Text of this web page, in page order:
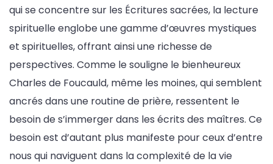
qui se concentre sur les Écritures sacrées, la lecture
spirituelle englobe une gamme d’œuvres mystiques
et spirituelles, offrant ainsi une richesse de
perspectives. Comme le souligne le bienheureux
Charles de Foucauld, même les moines, qui semblent
ancrés dans une routine de prière, ressentent le
besoin de s’immerger dans les écrits des maîtres. Ce
besoin est d’autant plus manifeste pour ceux d’entre
nous qui naviguent dans la complexité de la vie